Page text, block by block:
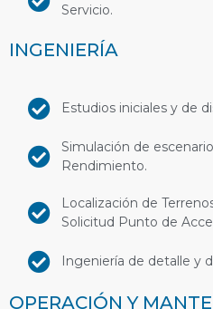
Servicio.
INGENIERÍA
Estudios iniciales y de
Simulación de
Rendimiento.
Localización de
Solicitud Punto de
Ingeniería de detalle y
OPERACIÓN Y